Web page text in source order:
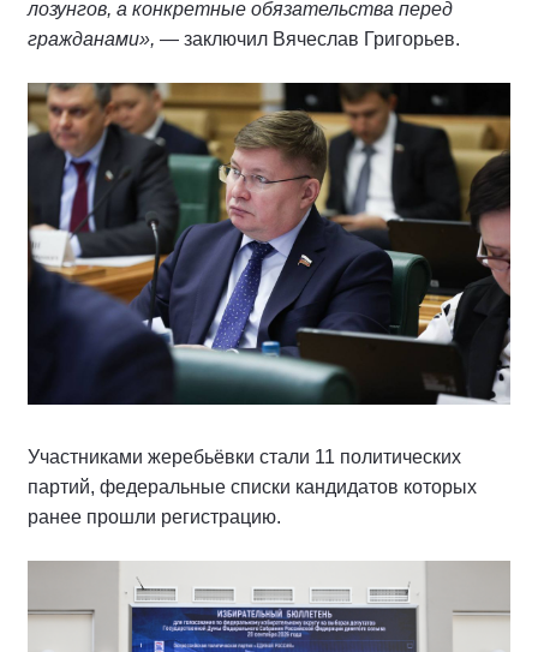
лозунгов, а конкретные обязательства перед
гражданами», — заключил Вячеслав Григорьев.
Участниками жеребьёвки стали 11 политических
партий, федеральные списки кандидатов которых
ранее прошли регистрацию.